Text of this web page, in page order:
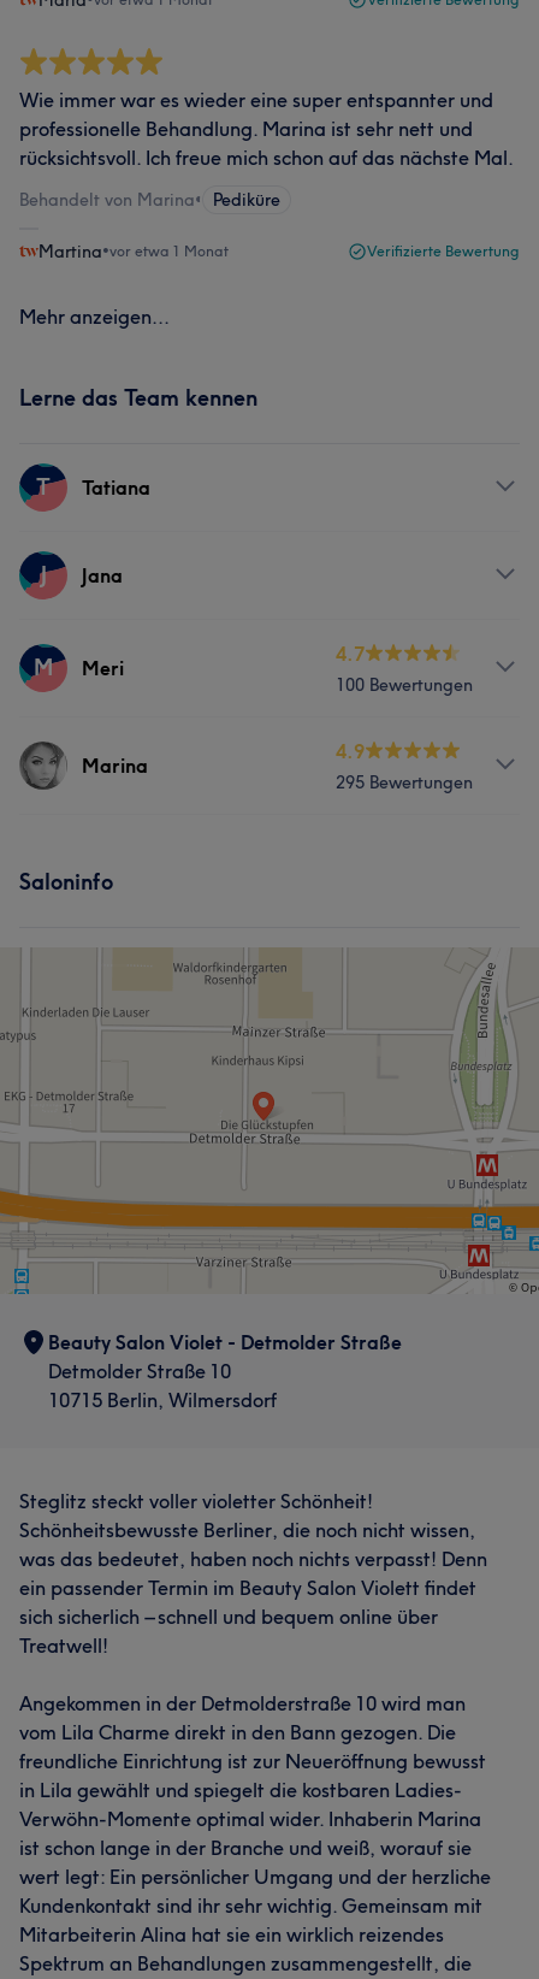
Wie immer war es wieder eine super entspannter und
professionelle Behandlung. Marina ist sehr nett und
rücksichtsvoll. Ich freue mich schon auf das nächste Mal.
Behandelt von Marina• Pediküre
Martina•vor etwa 1 Monat Verifizierte Bewertung
Mehr anzeigen...
Lerne das Team kennen
T Tatiana
Services
J Jana
Services
M Meri
4.7
100 Bewertungen
Services
Marina
4.9
295 Bewertungen
Haarentfernung Kosmetische Zahnmedizin
Professionell 24 Kompetent
Aufmerksam 8
Saloninfo
Beauty Salon Violet - Detmolder Straße
Detmolder Straße 10
10715 Berlin, Wilmersdorf
Steglitz steckt voller violetter Schönheit!
Schönheitsbewusste Berliner, die noch nicht wissen,
was das bedeutet, haben noch nichts verpasst! Denn
ein passender Termin im Beauty Salon Violett findet
sich sicherlich – schnell und bequem online über
Treatwell!
Angekommen in der Detmolderstraße 10 wird man
vom Lila Charme direkt in den Bann gezogen. Die
freundliche Einrichtung ist zur Neueröffnung bewusst
in Lila gewählt und spiegelt die kostbaren Ladies-
Verwöhn-Momente optimal wider. Inhaberin Marina
ist schon lange in der Branche und weiß, worauf sie
wert legt: Ein persönlicher Umgang und der herzliche
Kundenkontakt sind ihr sehr wichtig. Gemeinsam mit
Mitarbeiterin Alina hat sie ein wirklich reizendes
Spektrum an Behandlungen zusammengestellt, die